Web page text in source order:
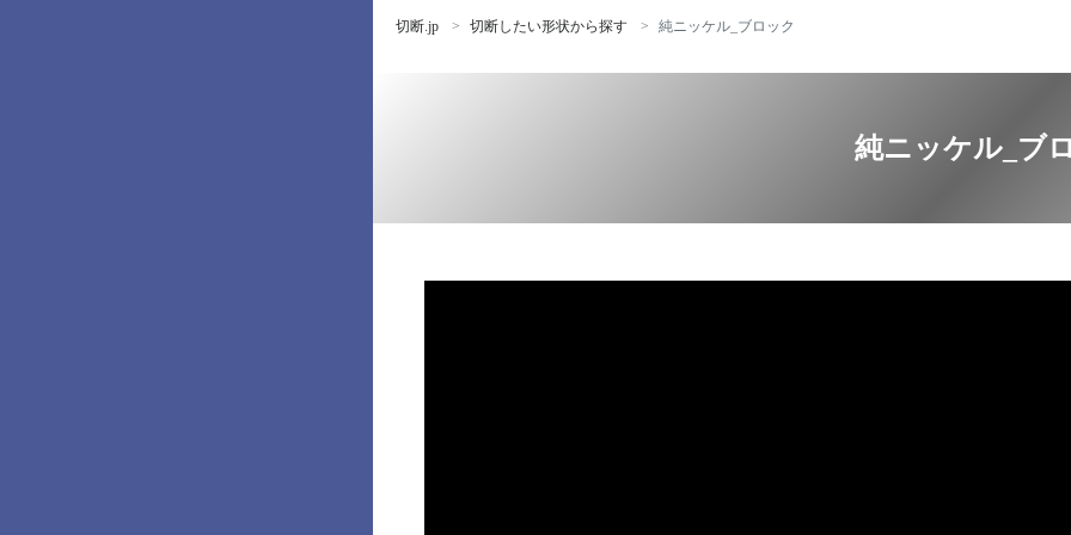
切断.jp 切断したい形状から探す 純ニッケル_ブロック
純ニッケル_ブ